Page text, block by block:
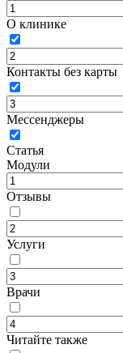
О клинике
Контакты без карты
Мессенджеры
Статья
Модули
Отзывы
Услуги
Врачи
Читайте также